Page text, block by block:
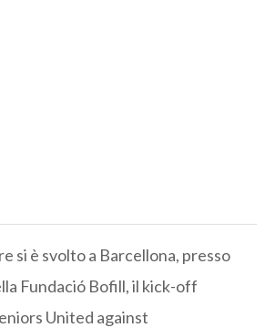
si è svolto a Barcellona, presso
Fundació Bofill, il kick-off
United against